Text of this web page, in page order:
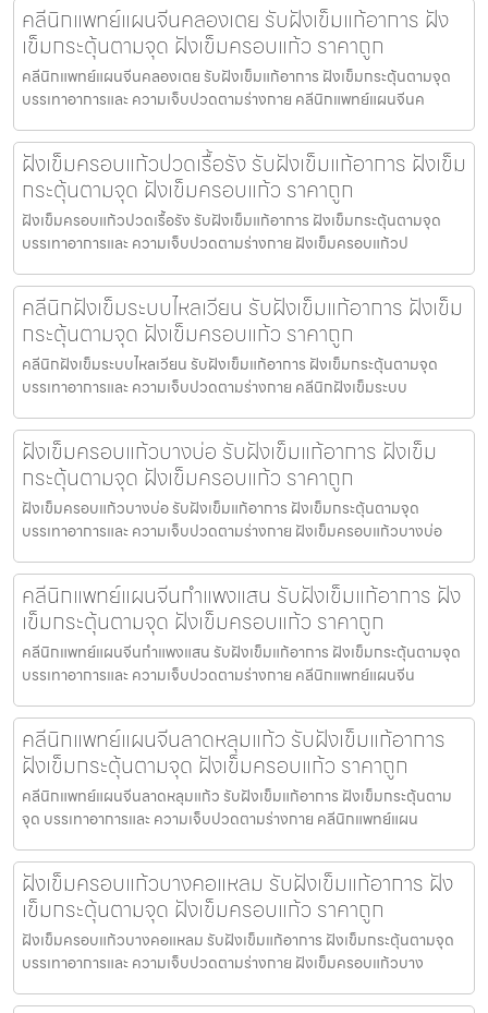
คลีนิกแพทย์แผนจีนคลองเตย รับฝังเข็มแก้อาการ ฝัง
เข็มกระตุ้นตามจุด ฝังเข็มครอบแก้ว ราคาถูก
คลีนิกแพทย์แผนจีนคลองเตย รับฝังเข็มแก้อาการ ฝังเข็มกระตุ้นตามจุด
บรรเทาอาการและ ความเจ็บปวดตามร่างกาย คลีนิกแพทย์แผนจีนค
ฝังเข็มครอบแก้วปวดเรื้อรัง รับฝังเข็มแก้อาการ ฝังเข็ม
กระตุ้นตามจุด ฝังเข็มครอบแก้ว ราคาถูก
ฝังเข็มครอบแก้วปวดเรื้อรัง รับฝังเข็มแก้อาการ ฝังเข็มกระตุ้นตามจุด
บรรเทาอาการและ ความเจ็บปวดตามร่างกาย ฝังเข็มครอบแก้วป
คลีนิกฝังเข็มระบบไหลเวียน รับฝังเข็มแก้อาการ ฝังเข็ม
กระตุ้นตามจุด ฝังเข็มครอบแก้ว ราคาถูก
คลีนิกฝังเข็มระบบไหลเวียน รับฝังเข็มแก้อาการ ฝังเข็มกระตุ้นตามจุด
บรรเทาอาการและ ความเจ็บปวดตามร่างกาย คลีนิกฝังเข็มระบบ
ฝังเข็มครอบแก้วบางบ่อ รับฝังเข็มแก้อาการ ฝังเข็ม
กระตุ้นตามจุด ฝังเข็มครอบแก้ว ราคาถูก
ฝังเข็มครอบแก้วบางบ่อ รับฝังเข็มแก้อาการ ฝังเข็มกระตุ้นตามจุด
บรรเทาอาการและ ความเจ็บปวดตามร่างกาย ฝังเข็มครอบแก้วบางบ่อ
คลีนิกแพทย์แผนจีนกำแพงแสน รับฝังเข็มแก้อาการ ฝัง
เข็มกระตุ้นตามจุด ฝังเข็มครอบแก้ว ราคาถูก
คลีนิกแพทย์แผนจีนกำแพงแสน รับฝังเข็มแก้อาการ ฝังเข็มกระตุ้นตามจุด
บรรเทาอาการและ ความเจ็บปวดตามร่างกาย คลีนิกแพทย์แผนจีน
คลีนิกแพทย์แผนจีนลาดหลุมแก้ว รับฝังเข็มแก้อาการ
ฝังเข็มกระตุ้นตามจุด ฝังเข็มครอบแก้ว ราคาถูก
คลีนิกแพทย์แผนจีนลาดหลุมแก้ว รับฝังเข็มแก้อาการ ฝังเข็มกระตุ้นตาม
จุด บรรเทาอาการและ ความเจ็บปวดตามร่างกาย คลีนิกแพทย์แผน
ฝังเข็มครอบแก้วบางคอแหลม รับฝังเข็มแก้อาการ ฝัง
เข็มกระตุ้นตามจุด ฝังเข็มครอบแก้ว ราคาถูก
ฝังเข็มครอบแก้วบางคอแหลม รับฝังเข็มแก้อาการ ฝังเข็มกระตุ้นตามจุด
บรรเทาอาการและ ความเจ็บปวดตามร่างกาย ฝังเข็มครอบแก้วบาง